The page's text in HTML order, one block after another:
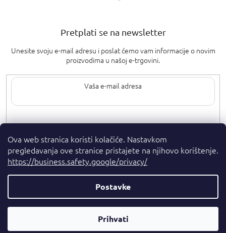
Ova web stranica koristi kolačiće. Nastavkom
pregledavanja ove stranice pristajete na njihovo korištenje.
https://business.safety.google/privacy/
Postavke
Prihvati
Pretplati se na newsletter
Unesite svoju e-mail adresu i poslat ćemo vam informacije o novim
proizvodima u našoj e-trgovini.
Upisom svoje e-pošte pristajete nauvjete privatnosti.
Kreirao Shoptet Premium
Autorska prava 2026Parfumshop.hr. Sva prava pridržana.